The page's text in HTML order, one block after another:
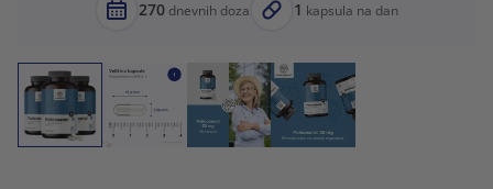
270 dnevnih doza 1 kapsula na dan